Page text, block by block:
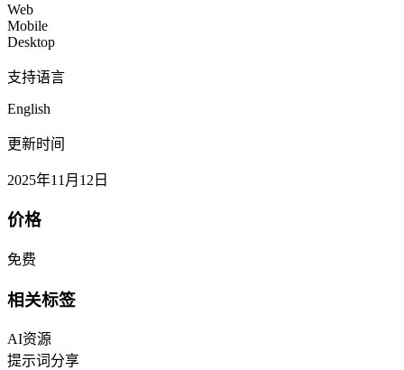
Web
Mobile
Desktop
支持语言
English
更新时间
2025年11月12日
价格
免费
相关标签
AI资源
提示词分享